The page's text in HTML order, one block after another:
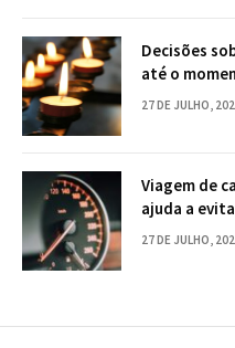
Decisões
até o
27 DE JULHO,
Viagem de
ajuda a
27 DE JULHO,